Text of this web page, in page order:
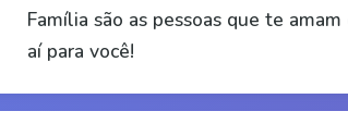
Família são as pessoas que te
aí para você!